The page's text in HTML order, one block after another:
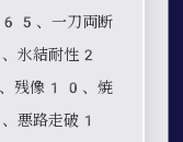
、一刀両断
氷結耐性2
残像10、焼
路走破1